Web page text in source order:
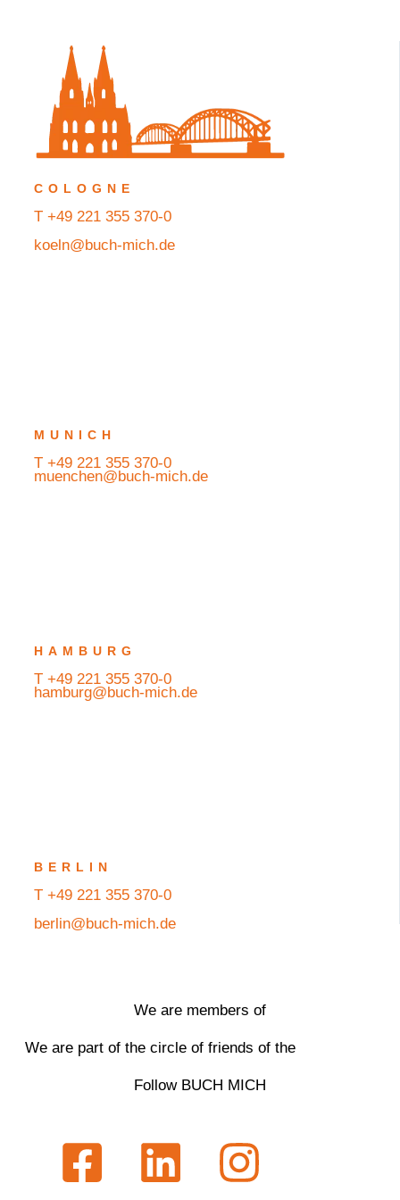
COLOGNE
T +49 221 355 370-0
koeln@buch-mich.de
MUNICH
T +49 221 355 370-0
muenchen@buch-mich.de
HAMBURG
T +49 221 355 370-0
hamburg@buch-mich.de
BERLIN
T +49 221 355 370-0
berlin@buch-mich.de
We are members of
We are part of the circle of friends of the
Follow BUCH MICH